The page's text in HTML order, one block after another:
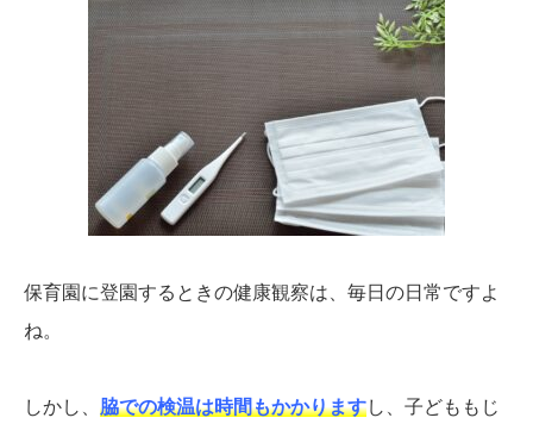
保育園に登園するときの健康観察は、毎日の日常ですよ
ね。
しかし、 脇での検温は時間もかかりますし、子どももじ